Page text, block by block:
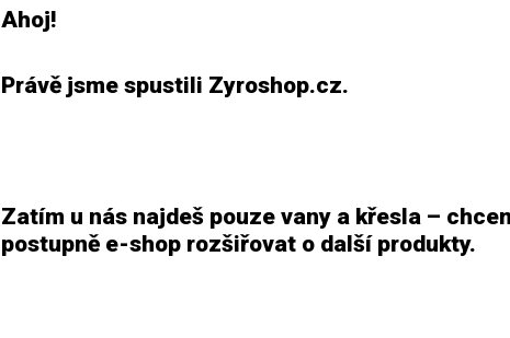
Ahoj!
Právě jsme spustili Zyroshop.cz.
Zatím u nás najdeš pouze vany a křesla –
postupně e-shop rozšiřovat o další produkty.